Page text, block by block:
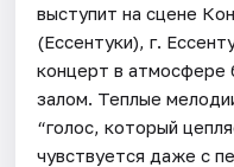
выступит на сцене
(Ессентуки), г.
концерт в атмосфере
залом. Теплые
“голос, который
чувствуется даже с